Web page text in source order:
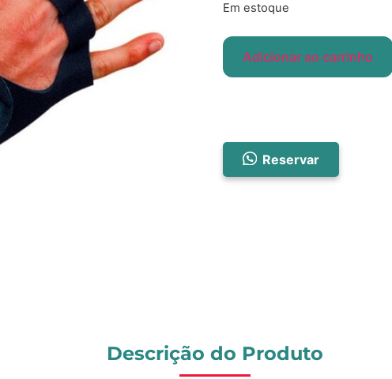
Em estoque
Adicionar ao carrinho
Reservar
Descrição do Produto